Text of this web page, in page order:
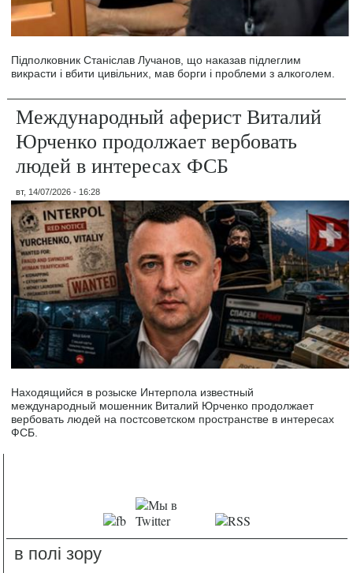
Підполковник Станіслав Лучанов, що наказав підлеглим
викрасти і вбити цивільних, мав борги і проблеми з алкоголем.
Международный аферист Виталий
Юрченко продолжает вербовать
людей в интересах ФСБ
вт, 14/07/2026 - 16:28
Находящийся в розыске Интерпола известный
международный мошенник Виталий Юрченко продолжает
вербовать людей на постсоветском пространстве в интересах
ФСБ.
в полі зору